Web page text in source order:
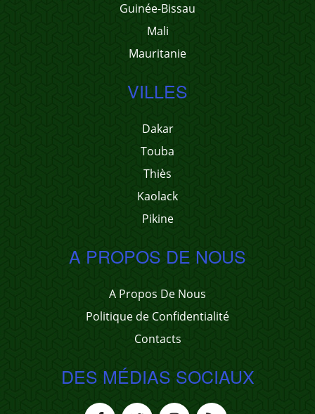
Guinée-Bissau
Mali
Mauritanie
VILLES
Dakar
Touba
Thiès
Kaolack
Pikine
A PROPOS DE NOUS
A Propos De Nous
Politique de Confidentialité
Contacts
DES MÉDIAS SOCIAUX